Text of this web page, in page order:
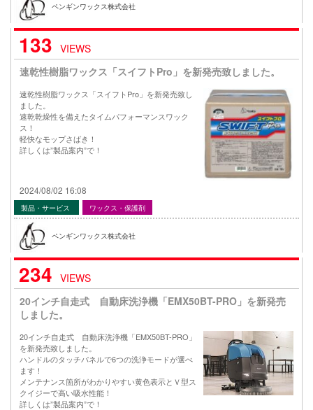
ペンギンワックス株式会社
133 VIEWS
速乾性樹脂ワックス「スイフトPro」を新発売致しました。
速乾性樹脂ワックス「スイフトPro」を新発売致し
ました。
速乾乾燥性を備えたタイムパフォーマンスワック
ス！
軽快なモップさばき！
詳しくは”製品案内”で！
2024/08/02 16:08
製品・サービス ワックス・保護剤
ペンギンワックス株式会社
234 VIEWS
20インチ自走式 自動床洗浄機「EMX50BT-PRO」を新発売
しました。
20インチ自走式 自動床洗浄機「EMX50BT-PRO」
を新発売致しました。
ハンドルのタッチパネルで6つの洗浄モードが選べ
ます！
メンテナンス箇所がわかりやすい黄色表示とＶ型ス
クイジーで高い吸水性能！
詳しくは”製品案内”で！